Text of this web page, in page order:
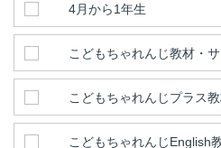
4月から1年生
こどもちゃれんじ教材・
こどもちゃれんじプラス
こどもちゃれんじEnglish